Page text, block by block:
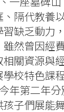
隔代教養
缺乏動力
然曾因經
關資源與
校特色課
年第二年
子們展能